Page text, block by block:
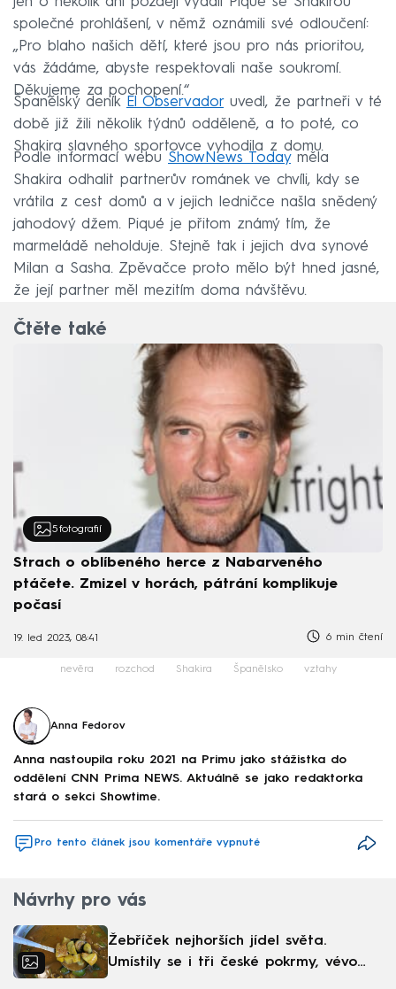
společné prohlášení, v němž oznámili své odloučení:
„Pro blaho našich dětí, které jsou pro nás prioritou,
vás žádáme, abyste respektovali naše soukromí.
Děkujeme za pochopení.“
Španělský deník El Observadoruvedl, že partneři v té
době již žili několik týdnů odděleně, a to poté, co
Shakira slavného sportovce vyhodila z domu.
Podle informací webu ShowNews Todayměla
Shakira odhalit partnerův románek ve chvíli, kdy se
vrátila z cest domů a v jejich ledničce našla snědený
jahodový džem. Piqué je přitom známý tím, že
marmeládě neholduje. Stejně tak i jejich dva synové
Milan a Sasha. Zpěvačce proto mělo být hned jasné,
že její partner měl mezitím doma návštěvu.
Čtěte také
5 fotografií
Strach o oblíbeného herce z Nabarveného
ptáčete. Zmizel v horách, pátrání komplikuje
počasí
19. led 2023, 08:41 6 min čtení
nevěra rozchod Shakira Španělsko vztahy
Anna Fedorov
Anna nastoupila roku 2021 na Primu jako stážistka do
oddělení CNN Prima NEWS. Aktuálně se jako redaktorka
stará o sekci Showtime.
Pro tento článek jsou komentáře vypnuté
Návrhy pro vás
Žebříček nejhorších jídel světa.
Umístily se i tři české pokrmy, vévodí